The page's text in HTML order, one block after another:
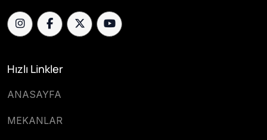
Hızlı Linkler
ANASAYFA
MEKANLAR